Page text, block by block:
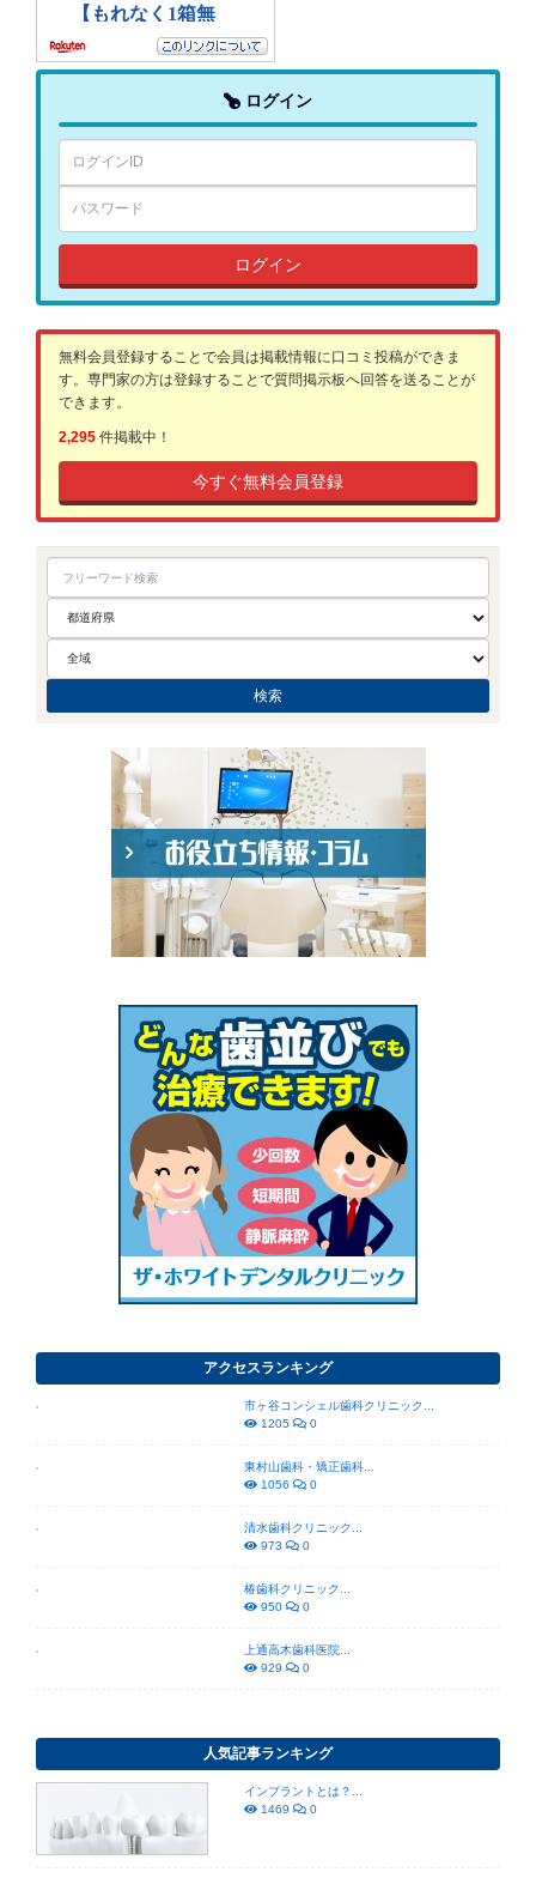
ログイン
ログイン
無料会員登録することで会員は掲載情報に口コミ投稿ができま
す。専門家の方は登録することで質問掲示板へ回答を送ることが
できます。
2,295 件掲載中！
今すぐ無料会員登録
アクセスランキング
市ヶ谷コンシェル歯科クリニック...
1205
0
東村山歯科・矯正歯科...
1056
0
清水歯科クリニック...
973
0
椿歯科クリニック...
950
0
上通高木歯科医院...
929
0
人気記事ランキング
インプラントとは？...
1469
0